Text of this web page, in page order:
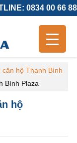
0834 00 66 88
căn hộ Thanh Bình
Bình Plaza
hộ